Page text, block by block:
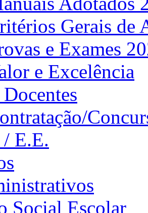
Gerais de
e Exames
e Excelência
/ E.E.
Social Escolar